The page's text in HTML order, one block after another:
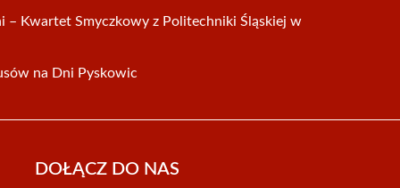
– Kwartet Smyczkowy z Politechniki Śląskiej w
na Dni Pyskowic
DOŁĄCZ DO NAS